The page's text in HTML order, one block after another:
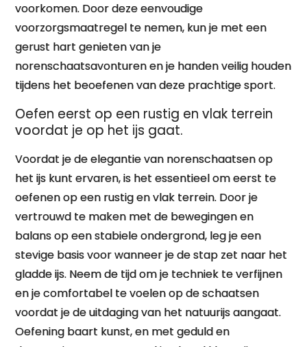
voorkomen. Door deze eenvoudige
voorzorgsmaatregel te nemen, kun je met een
gerust hart genieten van je
norenschaatsavonturen en je handen veilig houden
tijdens het beoefenen van deze prachtige sport.
Oefen eerst op een rustig en vlak terrein
voordat je op het ijs gaat.
Voordat je de elegantie van norenschaatsen op
het ijs kunt ervaren, is het essentieel om eerst te
oefenen op een rustig en vlak terrein. Door je
vertrouwd te maken met de bewegingen en
balans op een stabiele ondergrond, leg je een
stevige basis voor wanneer je de stap zet naar het
gladde ijs. Neem de tijd om je techniek te verfijnen
en je comfortabel te voelen op de schaatsen
voordat je de uitdaging van het natuurijs aangaat.
Oefening baart kunst, en met geduld en